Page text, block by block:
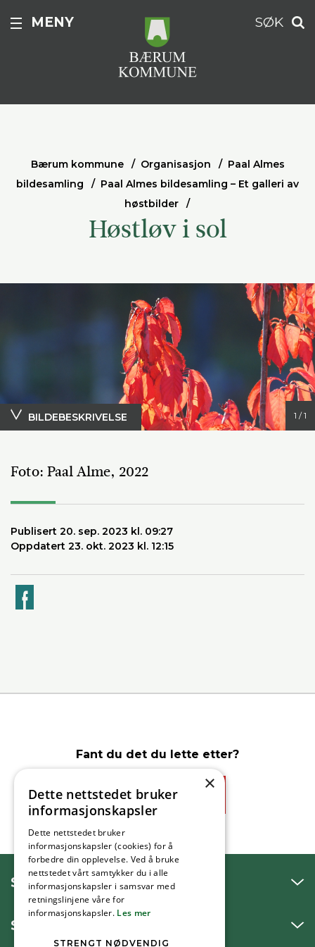
MENY SØK
Bærum kommune Organisasjon
Paal Almes
bildesamling
Paal Almes bildesamling – Et galleri av
høstbilder
Høstløv i sol
1 / 1
BILDEBESKRIVELSE
Foto: Paal Alme, 2022
Publisert 20. sep. 2023 kl. 09:27
Oppdatert 23. okt. 2023 kl. 12:15
Fant du det du lette etter?
Ja
SNAKK MED OSS
SKRIV TIL OSS
×
Dette nettstedet bruker
informasjonskapsler
Dette nettstedet bruker
informasjonskapsler (cookies) for å
forbedre din opplevelse. Ved å bruke
nettstedet vårt samtykker du i alle
informasjonskapsler i samsvar med
retningslinjene våre for
informasjonskapsler. Les mer
STRENGT NØDVENDIG